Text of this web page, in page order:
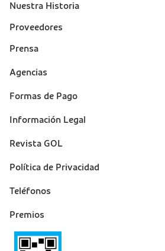
Nuestra Historia
Proveedores
Prensa
Suporte
Agencias
Formas de Pago
Información Legal
Revista GOL
Política de Privacidad
Teléfonos
Premios